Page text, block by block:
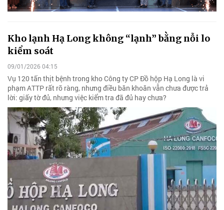
Kho lạnh Hạ Long không “lạnh” bằng nỗi lo
kiểm soát
09/01/2026 04:15
Vụ 120 tấn thịt bệnh trong kho Công ty CP Đồ hộp Hạ Long là vi
phạm ATTP rất rõ ràng, nhưng điều băn khoăn vẫn chưa được trả
lời: giấy tờ đủ, nhưng việc kiểm tra đã đủ hay chưa?